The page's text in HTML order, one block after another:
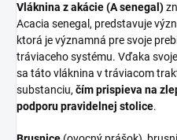
Vláknina z akácie (A senegal)
Acacia senegal, predstavuje
ktorá je významná pre svoje
tráviaceho systému. Vďaka
sa táto vláknina v tráviacom
substanciu, čím prispieva na
podporu pravidelnej stolice.